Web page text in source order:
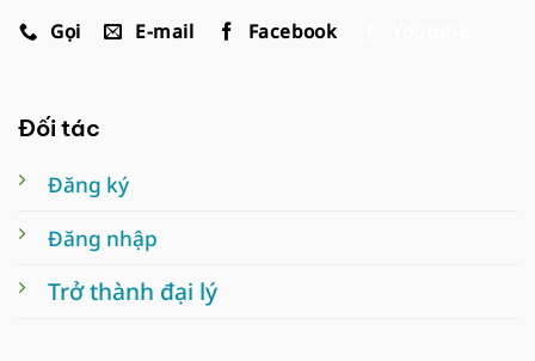
Gọi E-mail Facebook
Đối tác
Đăng ký
Đăng nhập
Trở thành đại lý